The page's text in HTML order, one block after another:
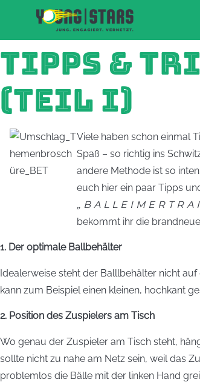
TIPPS &
(TEIL I)
Viele haben schon einmal
Spaß – so richtig ins
andere Methode ist so
euch hier ein paar Tipps
bekommt ihr die
1. Der optimale Ballbehälter
Idealerweise steht der Balllbehälter nicht
kann zum Beispiel einen kleinen, hochkant
2. Position des Zuspielers am Tisch
Wo genau der Zuspieler am Tisch steht,
sollte nicht zu nahe am Netz sein, weil das
problemlos die Bälle mit der linken Hand